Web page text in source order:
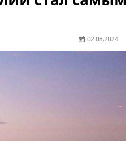
02.08.2024